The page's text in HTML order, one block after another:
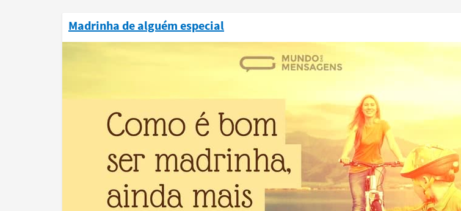
Madrinha de alguém especial